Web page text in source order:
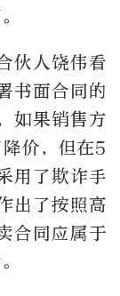
伙人饶伟看
书面合同的
如果销售方
价，但在5
用了欺诈手
出了按照高
合同应属于